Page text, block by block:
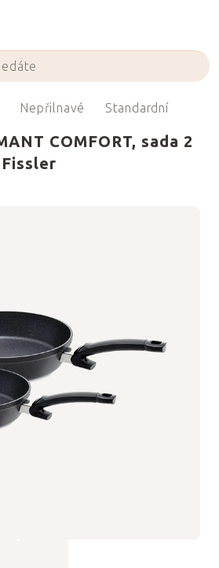
Nepřilnavé Standardní
COMFORT, sada 2